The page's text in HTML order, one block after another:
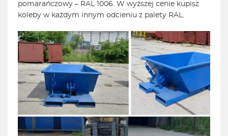
pomarańczowy – RAL 1006. W wyższej cenie kupisz
koleby w każdym innym odcieniu z palety RAL.